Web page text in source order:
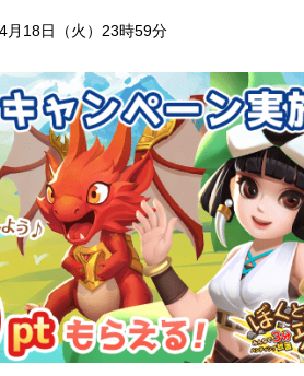
月18日（火）23時59分